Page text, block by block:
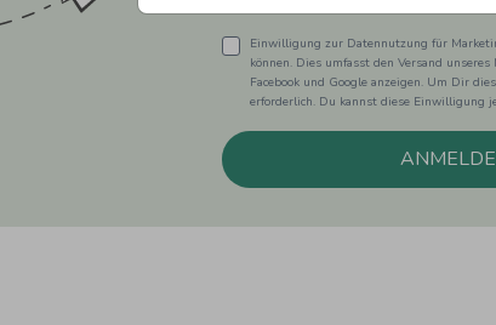
Einwilligung zur Datennutzung für
können. Dies umfasst den Versand
Facebook und Google anzeigen. Um Dir
erforderlich. Du kannst diese Einwilligung